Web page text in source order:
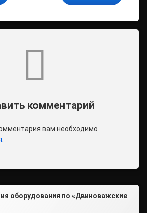
комментарий
вам необходимо
оборудования по «Двиноважские